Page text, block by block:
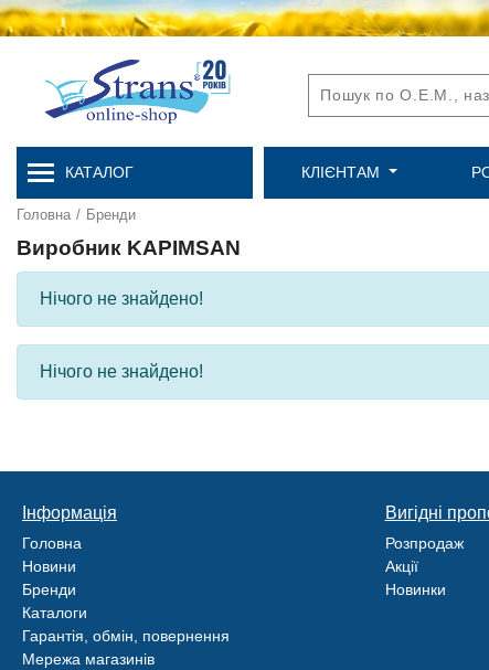
КАТАЛОГ КЛІЄНТАМ
Головна / Бренди
Виробник KAPIMSAN
Нічого не знайдено!
Нічого не знайдено!
Інформація
Головна
Новини
Бренди
Каталоги
Гарантія, обмін, повернення
Мережа магазинів
Вигідні
Розпродаж
Акції
Новинки